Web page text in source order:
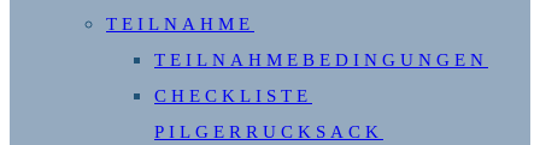
TEILNAHME
TEILNAHMEBEDINGUNGEN
CHECKLISTE
PILGERRUCKSACK